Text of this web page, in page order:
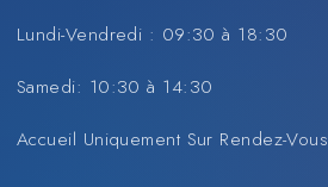
Lundi-Vendredi : 09:30 à 18:30
Samedi: 10:30 à 14:30
Accueil Uniquement Sur Rendez-Vous